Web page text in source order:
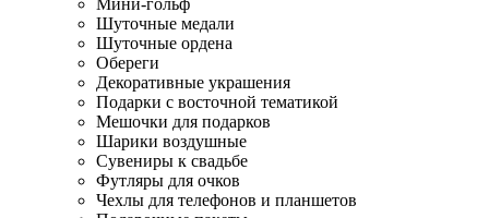
Мини-гольф
Шуточные медали
Шуточные ордена
Обереги
Декоративные украшения
Подарки с восточной тематикой
Мешочки для подарков
Шарики воздушные
Сувениры к свадьбе
Футляры для очков
Чехлы для телефонов и планшетов